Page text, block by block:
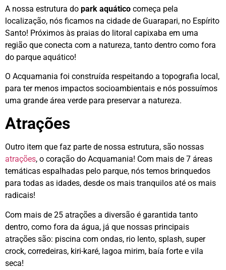
A nossa estrutura do park aquático começa pela
localização, nós ficamos na cidade de Guarapari, no Espírito
Santo! Próximos às praias do litoral capixaba em uma
região que conecta com a natureza, tanto dentro como fora
do parque aquático!
O Acquamania foi construída respeitando a topografia local,
para ter menos impactos socioambientais e nós possuímos
uma grande área verde para preservar a natureza.
Atrações
Outro item que faz parte de nossa estrutura, são nossas
atrações, o coração do Acquamania! Com mais de 7 áreas
temáticas espalhadas pelo parque, nós temos brinquedos
para todas as idades, desde os mais tranquilos até os mais
radicais!
Com mais de 25 atrações a diversão é garantida tanto
dentro, como fora da água, já que nossas principais
atrações são: piscina com ondas, rio lento, splash, super
crock, corredeiras, kiri-karé, lagoa mirim, baía forte e vila
seca!